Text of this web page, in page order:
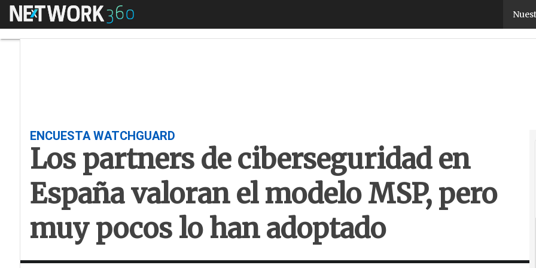
Menú Los partners de ciberseguridad en España valoran el modelo MSP,
ENCUESTA WATCHGUARD
Los partners de ciberseguridad en
España valoran el modelo MSP, pero
muy pocos lo han adoptado